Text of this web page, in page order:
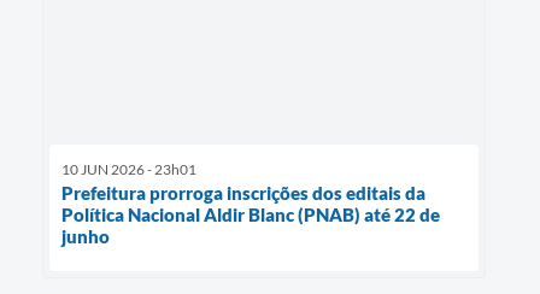
10 JUN 2026 - 23h01
Prefeitura prorroga inscrições dos editais da
Política Nacional Aldir Blanc (PNAB) até 22 de
junho